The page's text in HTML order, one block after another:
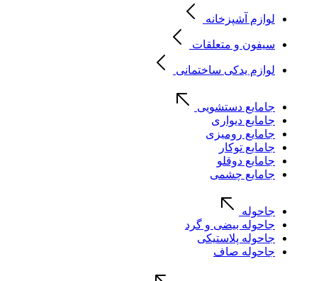
لوازم آشپزخانه
سیفون و متعلقات
لوازم یدکی ساختمانی
جامایع دستشویی
جامایع دیواری
جامایع رومیزی
جامایع توکار
جامایع دوقلو
جامایع چشمی
جاحوله
جاحوله بیضی و گرد
جاحوله پلاستیکی
جاحوله صاف